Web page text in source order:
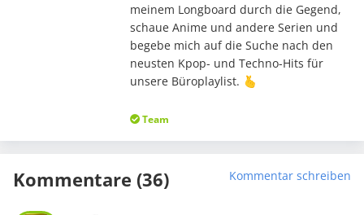
meinem Longboard durch die Gegend,
schaue Anime und andere Serien und
begebe mich auf die Suche nach den
neusten Kpop- und Techno-Hits für
unsere Büroplaylist. 🫰
Team
Kommentare (36) Kommentar schreiben